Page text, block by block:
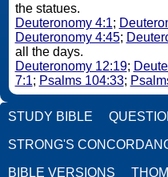
the statues.
Deuteronomy 4:1;
Deuteronomy 4:45;
all the days.
Deuteronomy 12:19;
7:1; Psalms 104:33;
STUDY BIBLE
STRONG'S
BIBLE VERSIONS